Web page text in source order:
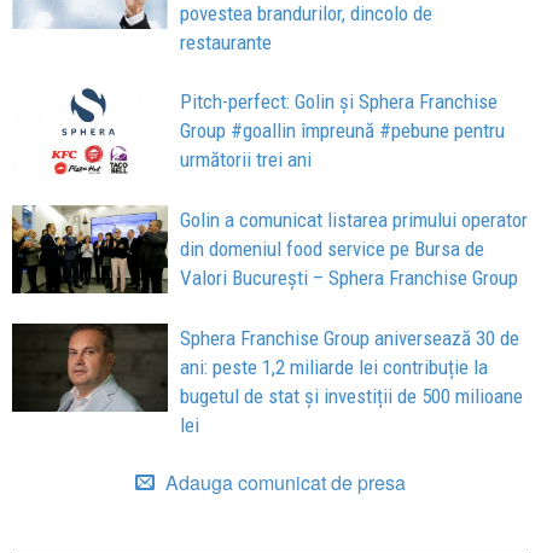
povestea brandurilor, dincolo de
restaurante
Pitch-perfect: Golin și Sphera Franchise
Group #goallin împreună #pebune pentru
următorii trei ani
Golin a comunicat listarea primului operator
din domeniul food service pe Bursa de
Valori București – Sphera Franchise Group
Sphera Franchise Group aniversează 30 de
ani: peste 1,2 miliarde lei contribuție la
bugetul de stat și investiții de 500 milioane
lei
Adauga comunicat de presa